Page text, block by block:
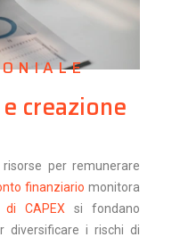
creazione
risorse per remunerare
finanziario monitora
di CAPEX si fondano
diversificare i rischi di